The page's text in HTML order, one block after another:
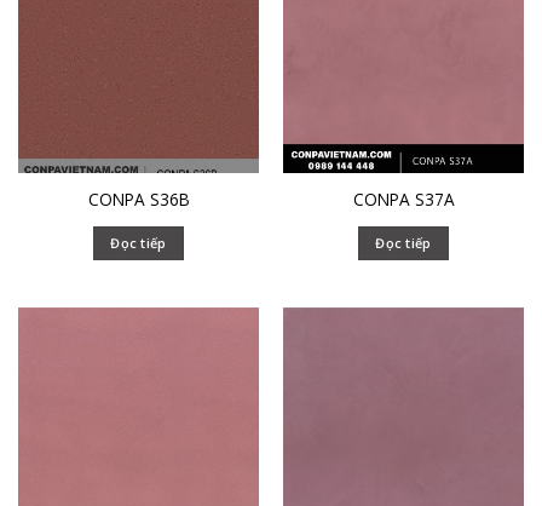
CONPA S36B
Đọc tiếp
CONPA S37A
Đọc tiếp